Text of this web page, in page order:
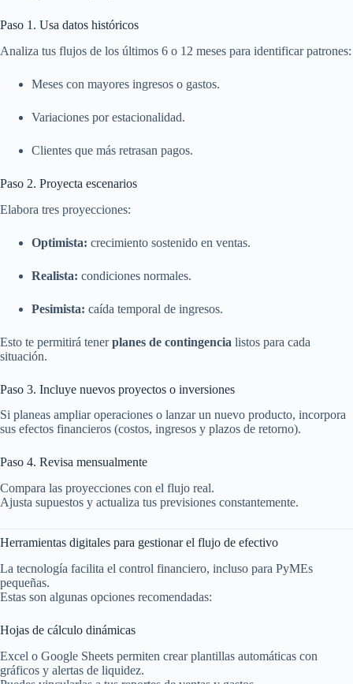
Paso 1. Usa datos históricos
Analiza tus flujos de los últimos 6 o 12 meses para identificar patrones:
Meses con mayores ingresos o gastos.
Variaciones por estacionalidad.
Clientes que más retrasan pagos.
Paso 2. Proyecta escenarios
Elabora tres proyecciones:
Optimista: crecimiento sostenido en ventas.
Realista: condiciones normales.
Pesimista: caída temporal de ingresos.
Esto te permitirá tenerplanes de contingencia listos para cada
situación.
Paso 3. Incluye nuevos proyectos o inversiones
Si planeas ampliar operaciones o lanzar un nuevo producto, incorpora
sus efectos financieros (costos, ingresos y plazos de retorno).
Paso 4. Revisa mensualmente
Compara las proyecciones con el flujo real.
Ajusta supuestos y actualiza tus previsiones constantemente.
Herramientas digitales para gestionar el flujo de efectivo
La tecnología facilita el control financiero, incluso para PyMEs
pequeñas.
Estas son algunas opciones recomendadas:
Hojas de cálculo dinámicas
Excel o Google Sheets permiten crear plantillas automáticas con
gráficos y alertas de liquidez.